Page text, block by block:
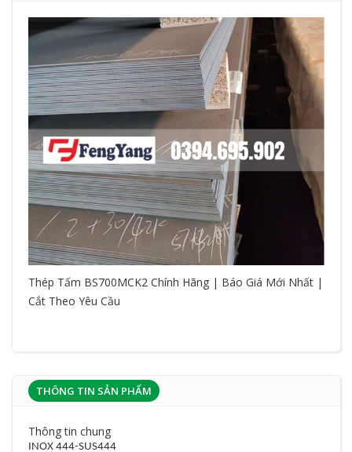
Thép Tấm BS700MCK2 Chính Hãng | Báo Giá Mới Nhất |
Cắt Theo Yêu Cầu
THÔNG TIN SẢN PHẨM
Thông tin chung
INOX 444-SUS444